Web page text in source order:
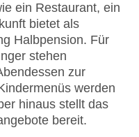
62
Außenpool, Indoor
am Pool,
Mastercard,
ein Restaurant, ein
bietet als
Halbpension. Für
stehen
zur
werden
hinaus stellt das
bereit.